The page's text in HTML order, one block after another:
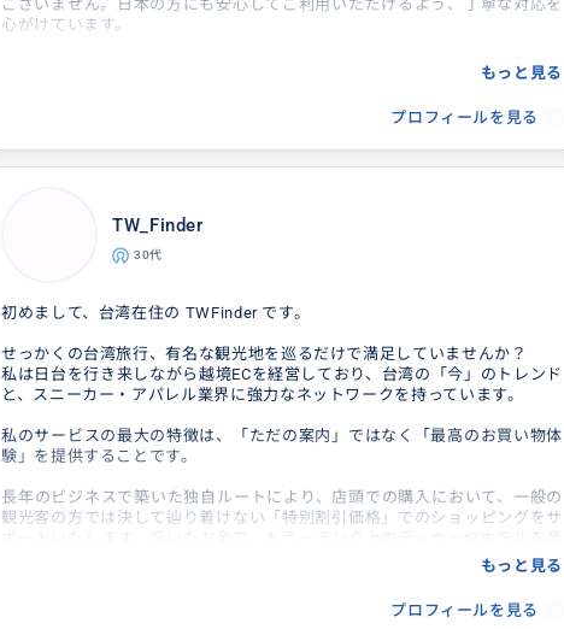
ございません。日本の方にも安心してご利用いただけるよう、丁寧な対応を
心がけています。
台湾旅行で「誰かに少し聞けたらいいのに」と感じたことはありませんか？
ガイドをつけるほどではないけれど、少しだけ一緒に回ってほしい——そん
な場面で、気軽に頼れる存在としてサポートしています。
観光同行や夜市・ローカルスポットのご案内など、「ちょっと誰かに頼りた
い」といったご要望に対応可能です。
お気軽にご相談ください
――――――――――
▼補足
ポートフォリオ：https://www.suira.url.tw/
・妻による台湾料理体験も可能（少人数・予約制／初心者歓迎／台湾調理師
台湾料理教室(台北)：https://www.instagram.com/issho_ni_cooking/
もっと見る
プロフィールを見る
TW_Finder
30代
初めまして、台湾在住の TWFinder です。
せっかくの台湾旅行、有名な観光地を巡るだけで満足していませんか？
私は日台を行き来しながら越境ECを経営しており、台湾の「今」のトレンド
と、スニーカー・アパレル業界に強力なネットワークを持っています。
私のサービスの最大の特徴は、「ただの案内」ではなく「最高のお買い物体
験」を提供することです。
長年のビジネスで築いた独自ルートにより、店頭での購入において、一般の
観光客の方では決して辿り着けない「特別割引価格」でのショッピングをサ
ポートいたします。浮いたお金で、もう一ランク上のディナーやホテルを楽
「自分へのご褒美に特別な一足を安く手に入れたい」「日本では手に入らな
もっと見る
プロフィールを見る